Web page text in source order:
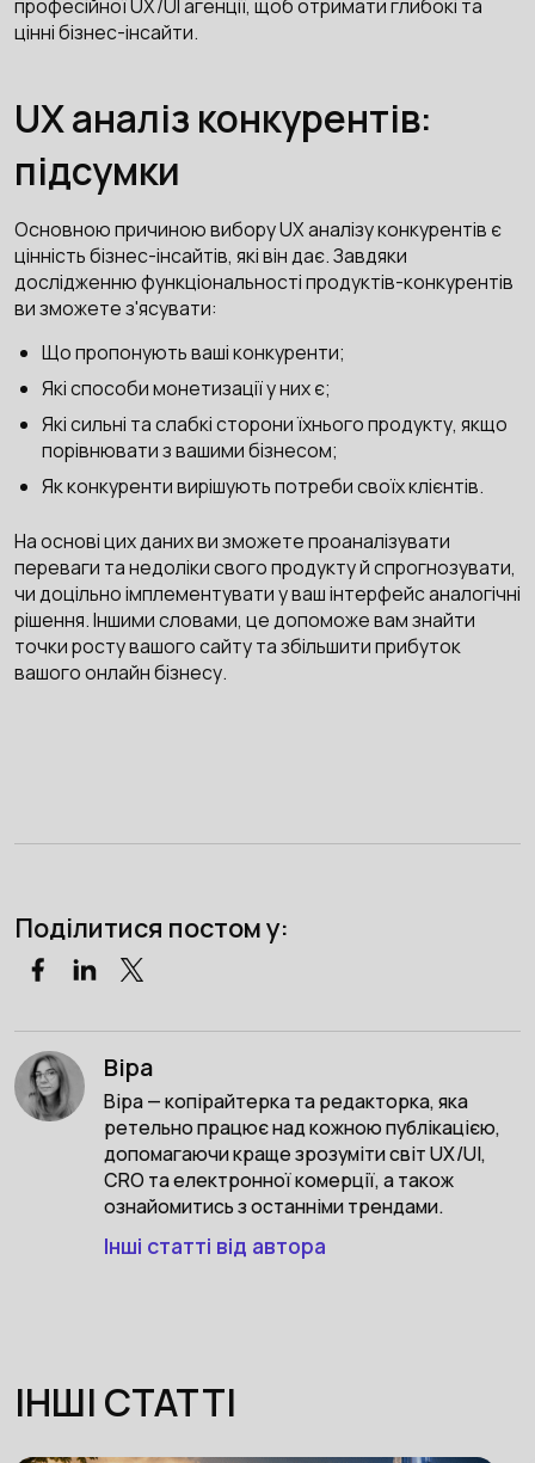
професійної UX/UI агенції, щоб отримати глибокі та
цінні бізнес-інсайти.
UX аналіз конкурентів:
підсумки
Основною причиною вибору UX аналізу конкурентів є
цінність бізнес-інсайтів, які він дає. Завдяки
дослідженню функціональності продуктів-конкурентів
ви зможете з'ясувати:
Що пропонують ваші конкуренти;
Які способи монетизації у них є;
Які сильні та слабкі сторони їхнього продукту, якщо
порівнювати з вашими бізнесом;
Як конкуренти вирішують потреби своїх клієнтів.
На основі цих даних ви зможете проаналізувати
переваги та недоліки свого продукту й спрогнозувати,
чи доцільно імплементувати у ваш інтерфейс аналогічні
рішення. Іншими словами, це допоможе вам знайти
точки росту вашого сайту та збільшити прибуток
вашого онлайн бізнесу.
Поділитися постом у:
Віра
Віра — копірайтерка та редакторка, яка
ретельно працює над кожною публікацією,
допомагаючи краще зрозуміти світ UX/UI,
CRO та електронної комерції, а також
ознайомитись з останніми трендами.
Інші статті від автора
ІНШІ СТАТТІ